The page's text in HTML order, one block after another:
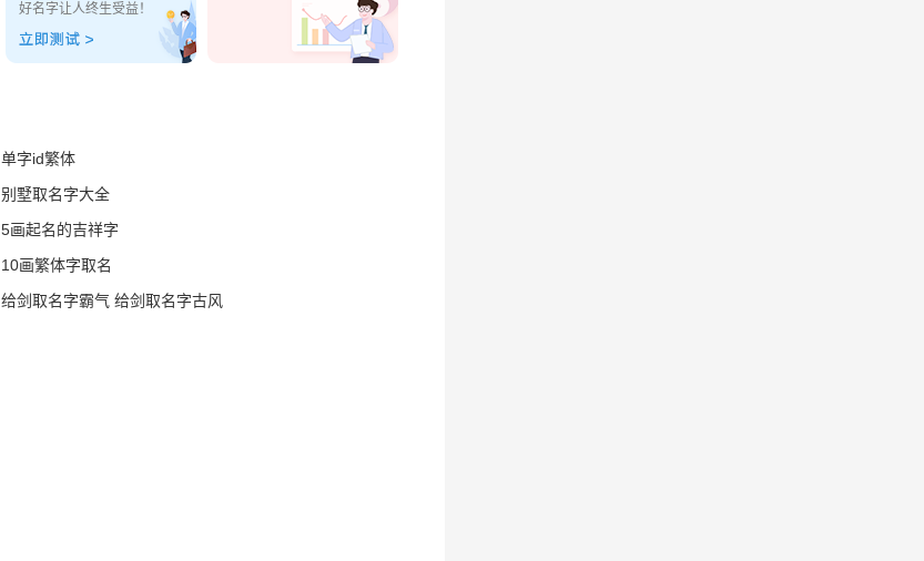
好名字让人终生受益！
单字id繁体
别墅取名字大全
5画起名的吉祥字
10画繁体字取名
给剑取名字霸气 给剑取名字古风